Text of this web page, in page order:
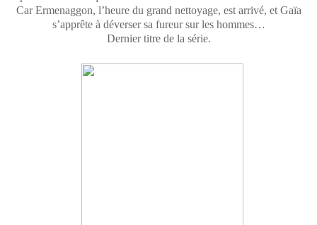
Car Ermenaggon, l’heure du grand nettoyage, est arrivé, et Gaïa
s’apprête à déverser sa fureur sur les hommes…
Dernier titre de la série.